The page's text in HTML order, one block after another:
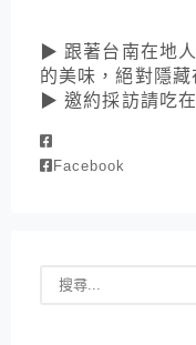
▶ 跟著台南在地
的美味，絕對隱藏
▶ 邀約採訪請吃
Facebook